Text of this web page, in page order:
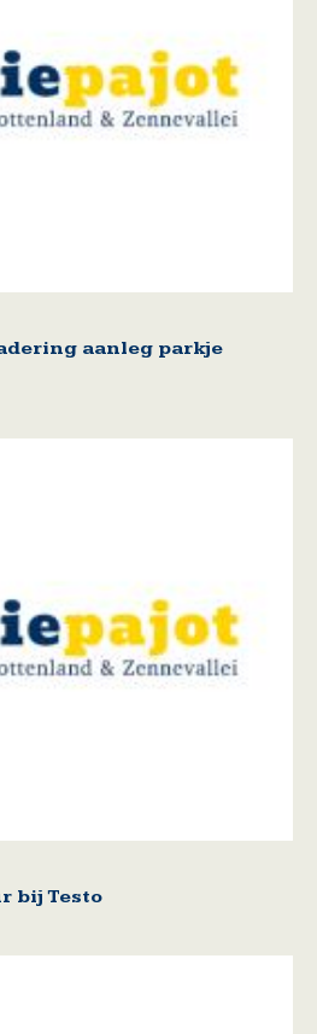
aanleg parkje
bij Testo